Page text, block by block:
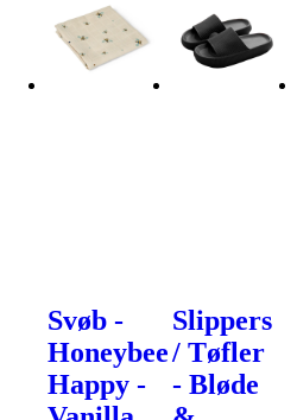
Svøb -
Honeybee
Happy -
Slippers
/ Tøfler
- Bløde